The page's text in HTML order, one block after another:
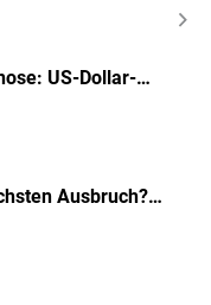
US-Dollar-
USD vor US-
Ausbruch?
beim EUR/USD